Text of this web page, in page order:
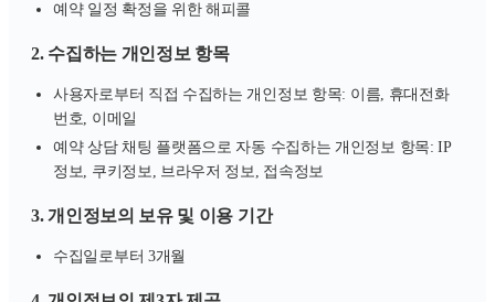
예약 일정 확정을 위한 해피콜
2. 수집하는 개인정보 항목
사용자로부터 직접 수집하는 개인정보 항목: 이름, 휴대전화
번호, 이메일
예약 상담 채팅 플랫폼으로 자동 수집하는 개인정보 항목: IP
정보, 쿠키정보, 브라우저 정보, 접속정보
3. 개인정보의 보유 및 이용 기간
수집일로부터 3개월